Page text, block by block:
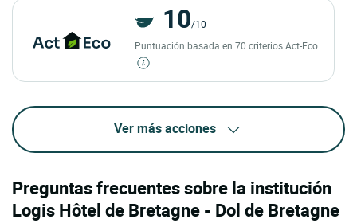
10/10
Puntuación basada en 70 criterios Act-Eco
Ver más acciones
Preguntas frecuentes sobre la institución
Logis Hôtel de Bretagne - Dol de Bretagne